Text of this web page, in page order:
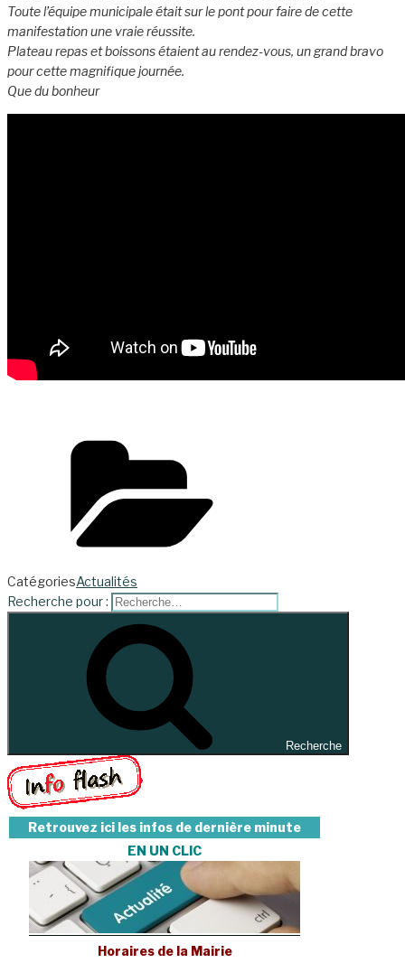
Toute l’équipe municipale était sur le pont pour faire de cette
manifestation une vraie réussite.
Plateau repas et boissons étaient au rendez-vous, un grand bravo
pour cette magnifique journée.
Que du bonheur
CatégoriesActualités
Recherche pour :
Recherche
Retrouvez ici les infos de dernière minute
EN UN CLIC
Horaires de la Mairie